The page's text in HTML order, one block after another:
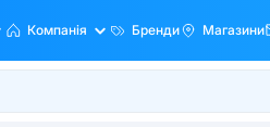
Компанія Бренди Магазини